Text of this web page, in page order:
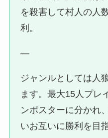
を殺害して村人の人
利。
—
ジャンルとしては人
ます。最大15人プレ
ンポスターに分かれ
いお互いに勝利を目